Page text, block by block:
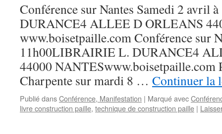
Conférence sur Nantes Samedi 2
DURANCE4 ALLEE D ORLEANS
www.boisetpaille.com Conférence sur
11h00LIBRAIRIE L. DURANCE4
44000 NANTESwww.boisetpaille.com
Charpente sur mardi 8 … Continuer la
Publié dansConférence, Manifestation | Marqué avec
livre construction paille, technique de construction paille |